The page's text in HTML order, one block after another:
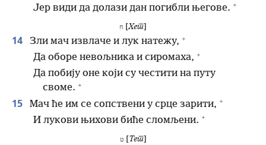
Јер види да долази дан погибли његове. +
[Хет]
14 Зли мач извлаче и лук натежу, +
Да оборе невољника и сиромаха, +
Да побију оне који су честити на путу
своме. +
15 Мач ће им се сопствени у срце зарити, +
И лукови њихови биће сломљени. +
[Тет]